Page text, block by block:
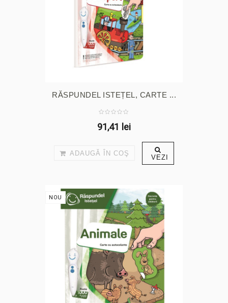
RĂSPUNDEL ISTEȚEL, CARTE ...
91,41 lei
ADAUGĂ ÎN COŞ VEZI
NOU